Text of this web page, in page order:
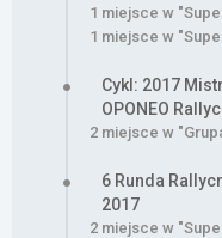
1 miejsce w
1 miejsce w
Cykl: 2017
OPONEO
2 miejsce w
6 Runda
2017
2 miejsce w